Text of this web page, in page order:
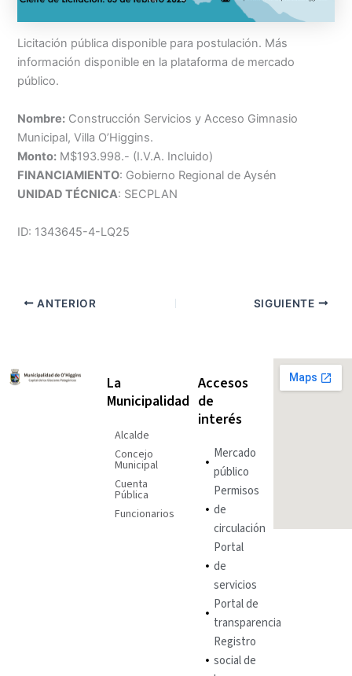
Licitación pública disponible para postulación. Más
información disponible en la plataforma de mercado
público.
Nombre: Construcción Servicios y Acceso Gimnasio
Municipal, Villa O’Higgins.
Monto: M$193.998.- (I.V.A. Incluido)
FINANCIAMIENTO: Gobierno Regional de Aysén
UNIDAD TÉCNICA: SECPLAN
ID: 1343645-4-LQ25
ANTERIOR SIGUIENTE
La
Municipalidad
Alcalde
Concejo
Municipal
Cuenta
Pública
Funcionarios
Accesos
de
interés
Mercado
público
Permisos
de
circulación
Portal
de
servicios
Portal de
transparencia
Registro
social de